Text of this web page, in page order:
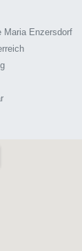
Maria Enzersdorf